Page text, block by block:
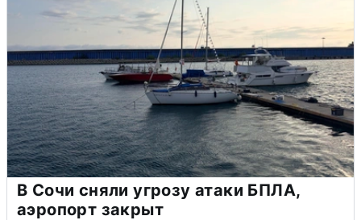
В Сочи сняли угрозу атаки БПЛА,
аэропорт закрыт